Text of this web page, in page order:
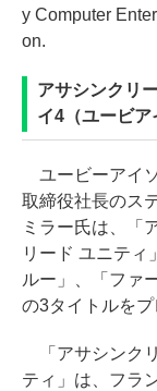
y Computer
on.
アサシンクリ
イ4（ユービア
ユービーアイ
取締役社長のス
ミラー氏は、「
リード ユニティ
ルー」、「ファ
の3タイトルをプ
「アサシンク
ティ」は、フラ